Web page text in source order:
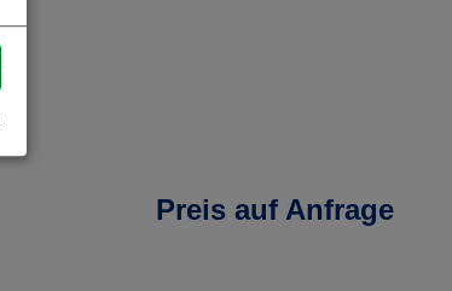
Preis auf Anfrage